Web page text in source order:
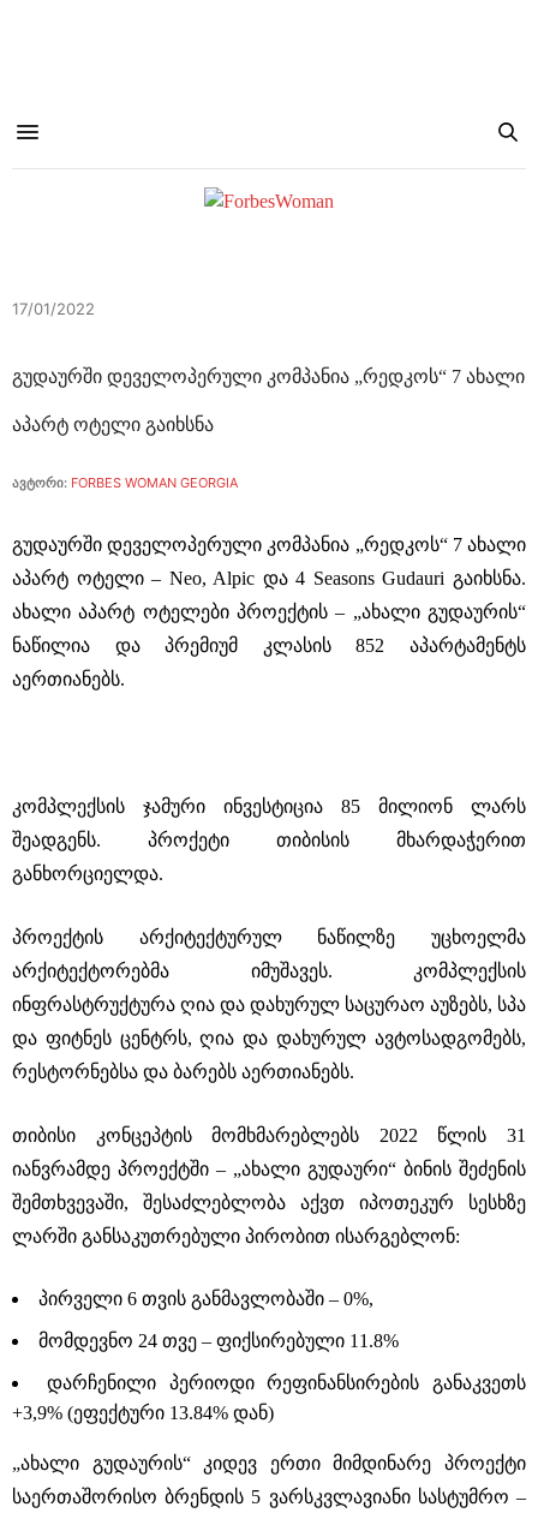
17/01/2022
გუდაურში დეველოპერული კომპანია „რედკოს“ 7 ახალი
აპარტ ოტელი გაიხსნა
ავტორი: FORBES WOMAN GEORGIA
გუდაურში დეველოპერული კომპანია „რედკოს“ 7 ახალი
აპარტ ოტელი – Neo, Alpic და 4 Seasons Gudauri გაიხსნა.
ახალი აპარტ ოტელები პროექტის – „ახალი გუდაურის“
ნაწილია და პრემიუმ კლასის 852 აპარტამენტს
აერთიანებს.
კომპლექსის ჯამური ინვესტიცია 85 მილიონ ლარს
შეადგენს. პროქეტი თიბისის მხარდაჭერით
განხორციელდა.
პროექტის არქიტექტურულ ნაწილზე უცხოელმა
არქიტექტორებმა იმუშავეს. კომპლექსის
ინფრასტრუქტურა ღია და დახურულ საცურაო აუზებს, სპა
და ფიტნეს ცენტრს, ღია და დახურულ ავტოსადგომებს,
რესტორნებსა და ბარებს აერთიანებს.
თიბისი კონცეპტის მომხმარებლებს 2022 წლის 31
იანვრამდე პროექტში – „ახალი გუდაური“ ბინის შეძენის
შემთხვევაში, შესაძლებლობა აქვთ იპოთეკურ სესხზე
ლარში განსაკუთრებული პირობით ისარგებლონ:
პირველი 6 თვის განმავლობაში – 0%,
მომდევნო 24 თვე – ფიქსირებული 11.8%
დარჩენილი პერიოდი რეფინანსირების განაკვეთს
+3,9% (ეფექტური 13.84% დან)
„ახალი გუდაურის“ კიდევ ერთი მიმდინარე პროექტი
საერთაშორისო ბრენდის 5 ვარსკვლავიანი სასტუმრო –